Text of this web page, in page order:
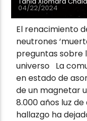
04/22/2024
El renacimiento
neutrones
preguntas sobre
universo La
en estado de
de un magnetar
8.000 años luz
hallazgo ha